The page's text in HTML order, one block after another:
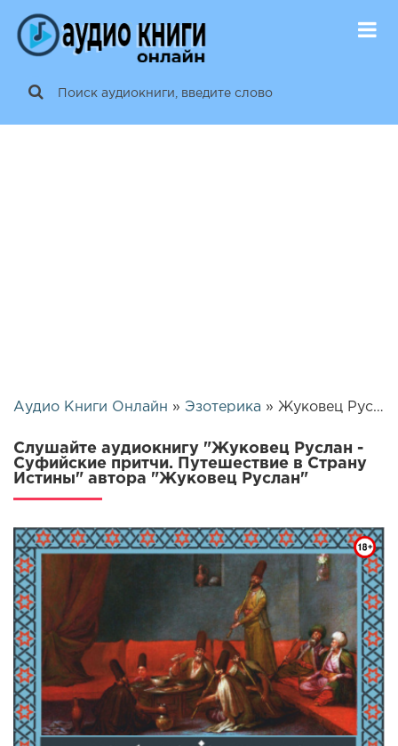
Аудио Книги Онлайн » Эзотерика » Жуковец Руслан - Суфийские притчи. Путешествие в Страну Истины | 1128
Слушайте аудиокнигу "Жуковец Руслан -
Суфийские притчи. Путешествие в Страну
Истины" автора "Жуковец Руслан"